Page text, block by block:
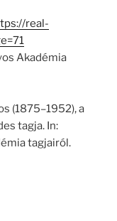
real-
Akadémia
(1875–1952), a
tagja. In:
tagjairól.